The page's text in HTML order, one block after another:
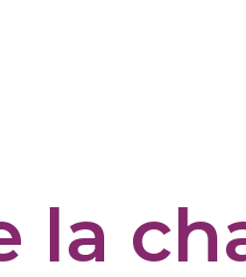
la